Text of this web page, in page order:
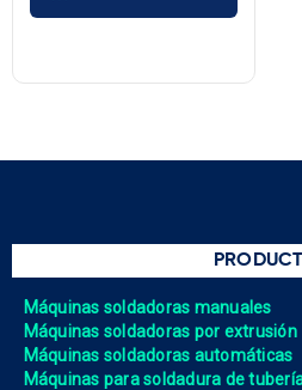
Máquinas soldadoras manuales
Máquinas soldadoras por extrusión
Máquinas soldadoras automáticas
Máquinas para soldadura de